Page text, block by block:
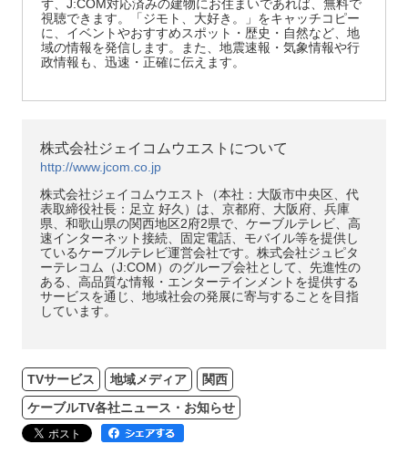
ず、J:COM対応済みの建物にお住まいであれば、無料で
視聴できます。「ジモト、大好き。」をキャッチコピー
に、イベントやおすすめスポット・歴史・自然など、地
域の情報を発信します。また、地震速報・気象情報や行
政情報も、迅速・正確に伝えます。
株式会社ジェイコムウエストについて
http://www.jcom.co.jp
株式会社ジェイコムウエスト（本社：大阪市中央区、代
表取締役社長：足立 好久）は、京都府、大阪府、兵庫
県、和歌山県の関西地区2府2県で、ケーブルテレビ、高
速インターネット接続、固定電話、モバイル等を提供し
ているケーブルテレビ運営会社です。株式会社ジュピタ
ーテレコム（J:COM）のグループ会社として、先進性の
ある、高品質な情報・エンターテインメントを提供する
サービスを通じ、地域社会の発展に寄与することを目指
しています。
TVサービス 地域メディア
関西
ケーブルTV各社ニュース・お知らせ